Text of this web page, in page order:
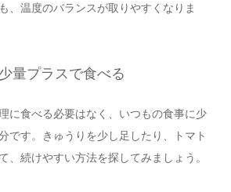
、温度のバランスが取りやすくなりま
量プラスで食べる
に食べる必要はなく、いつもの食事に少
です。きゅうりを少し足したり、トマト
、続けやすい方法を探してみましょう。